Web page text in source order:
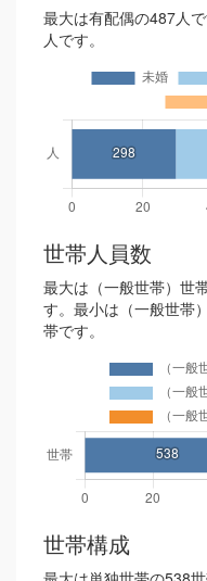
最大は有配偶の487人
人です。
世帯人員数
最大は（一般世帯）世
す。最小は（一般世帯
帯です。
世帯構成